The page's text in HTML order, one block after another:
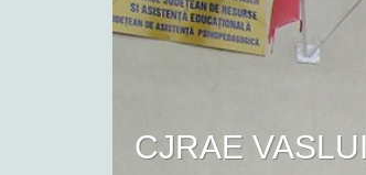
CJRAE VASLUI